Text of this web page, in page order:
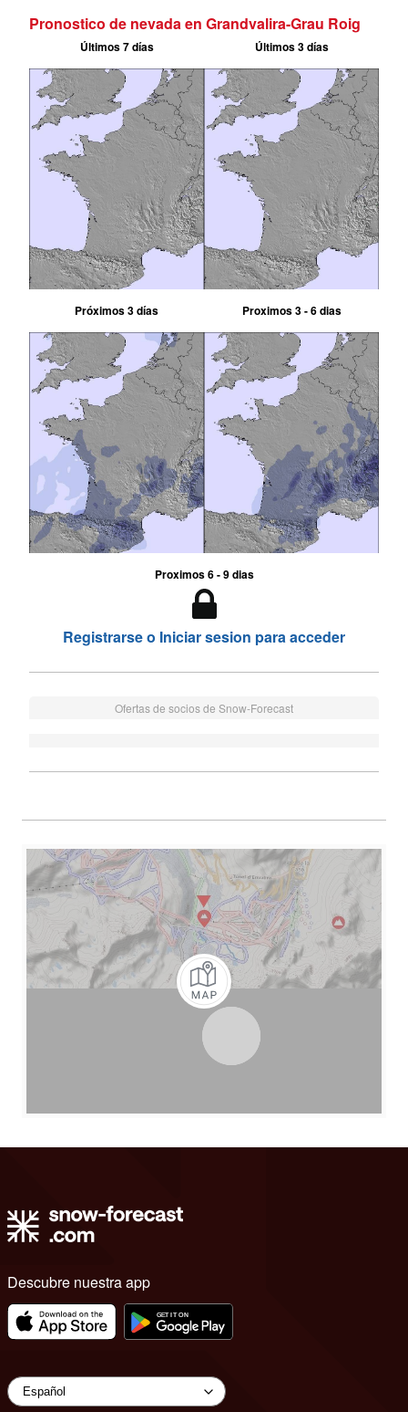
Pronostico de nevada en Grandvalira-Grau Roig
Últimos 7 días Últimos 3 días
Próximos 3 días Proximos 3 - 6 dias
Proximos 6 - 9 dias
Registrarse o Iniciar sesion para acceder
Ofertas de socios de Snow-Forecast
Descubre nuestra app